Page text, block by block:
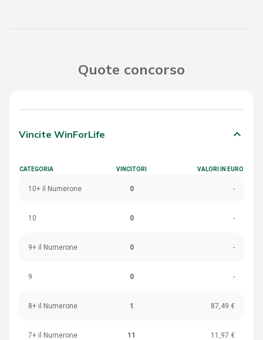
Quote concorso
Vincite WinForLife keyboard_arrow_down
CATEGORIA VINCITORI VALORI IN EURO
10+ il Numerone 0 -
10 0 -
9+ il Numerone 0 -
9 0 -
8+ il Numerone 1 87,49 €
7+ il Numerone 11 11,97 €